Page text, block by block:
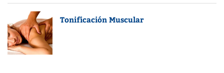
Tonificación Muscular